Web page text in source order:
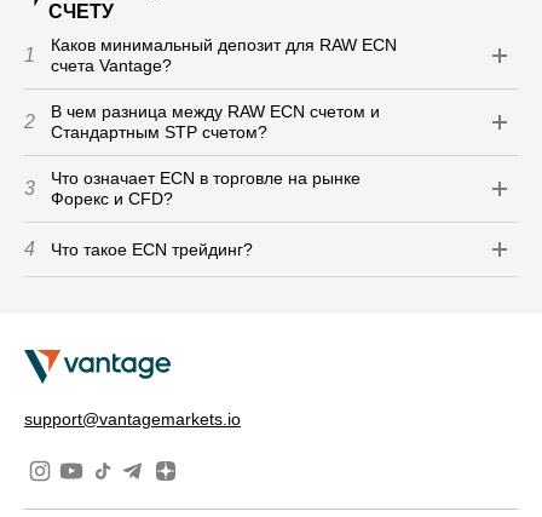
СЧЕТУ
1
Каков минимальный депозит для RAW ECN
счета Vantage?
2
В чем разница между RAW ECN счетом и
Cтандартным STP счетом?
3
Что означает ECN в торговле на рынке
Форекс и CFD?
4 Что такое ECN трейдинг?
support@vantagemarkets.io